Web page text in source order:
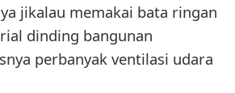
jikalau memakai bata ringan
dinding bangunan
perbanyak ventilasi udara